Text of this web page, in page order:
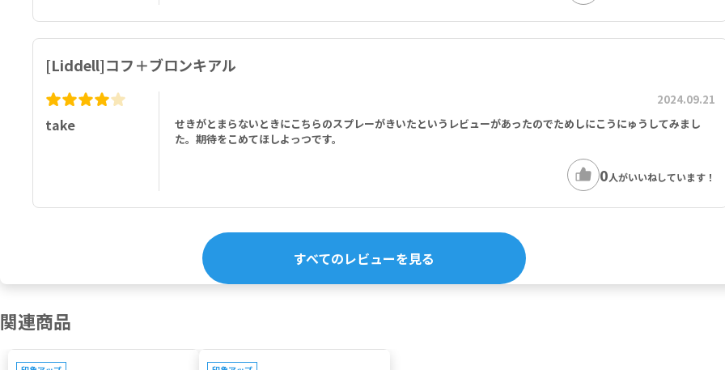
[Liddell]コフ＋ブロンキアル
take
2024.09.21
せきがとまらないときにこちらのスプレーがきいたというレビューがあったのでためしにこうにゅうしてみまし
た。期待をこめてほしよっつです。
0人がいいねしています！
すべてのレビューを見る
関連商品